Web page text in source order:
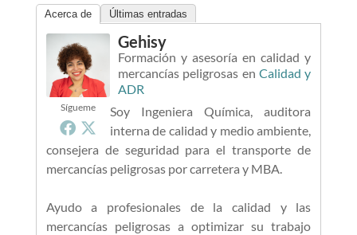
Acerca de Últimas entradas
Sígueme
Gehisy
Formación y asesoría en calidad y
mercancías peligrosas en Calidad y
ADR
Soy Ingeniera Química, auditora
interna de calidad y medio ambiente,
consejera de seguridad para el transporte de
mercancías peligrosas por carretera y MBA.
Ayudo a profesionales de la calidad y las
mercancías peligrosas a optimizar su trabajo